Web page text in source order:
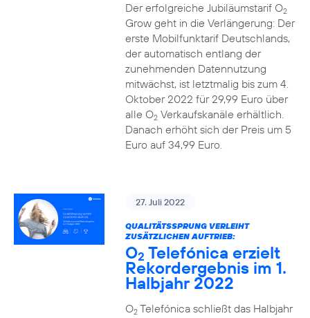
Der erfolgreiche Jubiläumstarif O2
Grow geht in die Verlängerung: Der
erste Mobilfunktarif Deutschlands,
der automatisch entlang der
zunehmenden Datennutzung
mitwächst, ist letztmalig bis zum 4.
Oktober 2022 für 29,99 Euro über
alle O2Verkaufskanäle erhältlich.
Danach erhöht sich der Preis um 5
Euro auf 34,99 Euro.
27. Juli 2022
QUALITÄTSSPRUNG VERLEIHT
ZUSÄTZLICHEN AUFTRIEB:
O2 Telefónica erzielt
Rekordergebnis im 1.
Halbjahr 2022
O2Telefónica schließt das Halbjahr